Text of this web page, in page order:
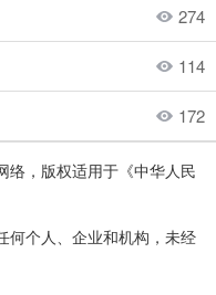
274
114
172
络，版权适用于《中华人民
何个人、企业和机构，未经